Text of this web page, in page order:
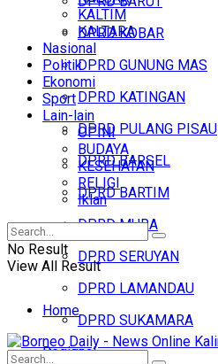
DPRD KOBAR
DPRD GUNUNG MAS
DPRD KATINGAN
DPRD PULANG PISAU
DPRD BARSEL
DPRD BARTIM
DPRD MURA
DPRD SERUYAN
DPRD LAMANDAU
DPRD SUKAMARA
Regional
KALTIM
KALTARA
Nasional
Politik
Ekonomi
Sport
Lain-lain
OPINI
BUDAYA
KESEHATAN
RELIGI
Iklan
No Result
View All Result
Home
Headline